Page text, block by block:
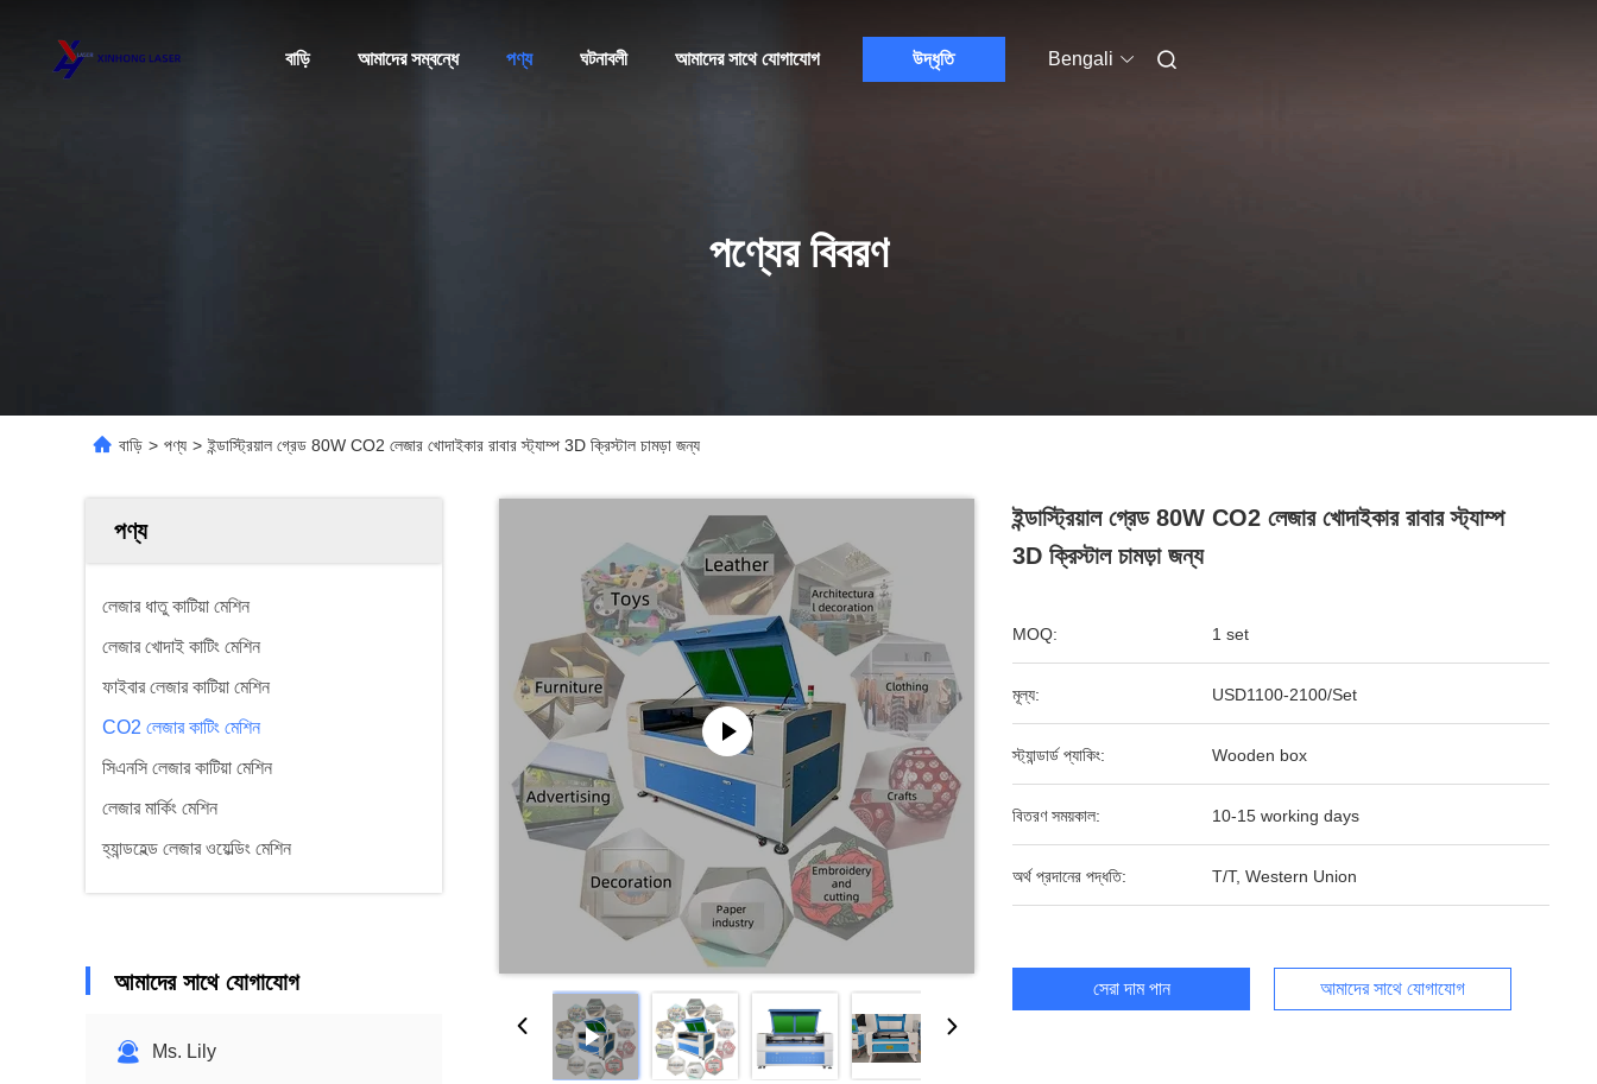
বাড়ি আমাদের সম্বন্ধে পণ্য ঘটনাবলী আমাদের সাথে যোগাযোগ উদ্ধৃতি Bengali
পণ্যের বিবরণ
বাড়ি > পণ্য > ইন্ডাস্ট্রিয়াল গ্রেড 80W CO2 লেজার খোদাইকার রাবার স্ট্যাম্প 3D ক্রিস্টাল চামড়া জন্য
পণ্য
লেজার ধাতু কাটিয়া মেশিন
লেজার খোদাই কাটিং মেশিন
ফাইবার লেজার কাটিয়া মেশিন
CO2 লেজার কাটিং মেশিন
সিএনসি লেজার কাটিয়া মেশিন
লেজার মার্কিং মেশিন
হ্যান্ডহেল্ড লেজার ওয়েল্ডিং মেশিন
আমাদের সাথে যোগাযোগ
Ms. Lily
ইন্ডাস্ট্রিয়াল গ্রেড 80W CO2 লেজার খোদাইকার রাবার স্ট্যাম্প
3D ক্রিস্টাল চামড়া জন্য
MOQ: 1 set
মূল্য: USD1100-2100/Set
স্ট্যান্ডার্ড প্যাকিং: Wooden box
বিতরণ সময়কাল: 10-15 working days
অর্থ প্রদানের পদ্ধতি: T/T, Western Union
সেরা দাম পান আমাদের সাথে যোগাযোগ